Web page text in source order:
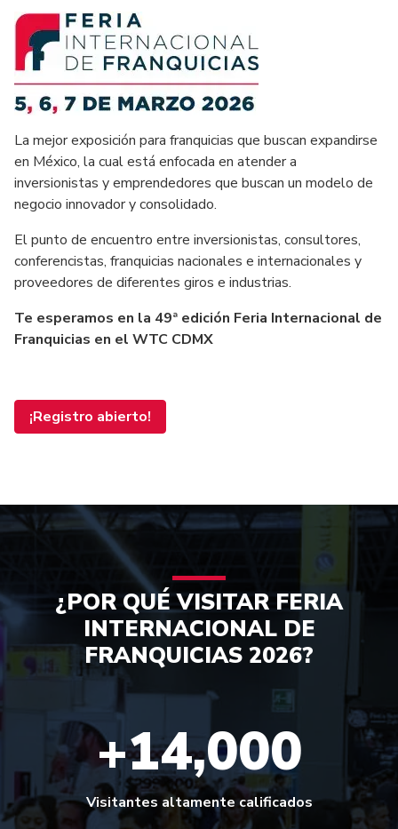
La mejor exposición para franquicias que buscan expandirse
en México, la cual está enfocada en atender a
inversionistas y emprendedores que buscan un modelo de
negocio innovador y consolidado.
El punto de encuentro entre inversionistas, consultores,
conferencistas, franquicias nacionales e internacionales y
proveedores de diferentes giros e industrias.
Te esperamos en la 49ª edición Feria Internacional de
Franquicias en el WTC CDMX
¡Registro abierto!
¿POR QUÉ VISITAR FERIA
INTERNACIONAL DE
FRANQUICIAS 2026?
+14,000
Visitantes altamente calificados